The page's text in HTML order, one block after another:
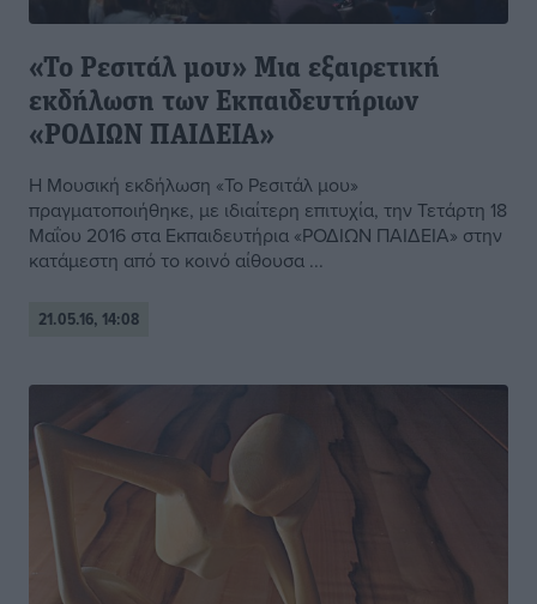
«Το Ρεσιτάλ μου» Μια εξαιρετική
εκδήλωση των Εκπαιδευτήριων
«ΡΟΔΙΩΝ ΠΑΙΔΕΙΑ»
Η Μουσική εκδήλωση «Το Ρεσιτάλ μου»
πραγματοποιήθηκε, με ιδιαίτερη επιτυχία, την Τετάρτη 18
Μαΐου 2016 στα Εκπαιδευτήρια «ΡΟΔΙΩΝ ΠΑΙΔΕΙΑ» στην
κατάμεστη από το κοινό αίθουσα ...
21.05.16, 14:08